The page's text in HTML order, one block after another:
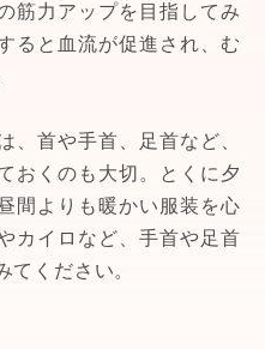
筋力アップを目指してみ
ると血流が促進され、む
、首や手首、足首など、
おくのも大切。とくに夕
間よりも暖かい服装を心
カイロなど、手首や足首
てください。